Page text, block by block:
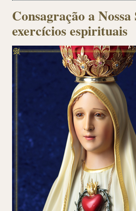
Consagração a
exercícios espirituais